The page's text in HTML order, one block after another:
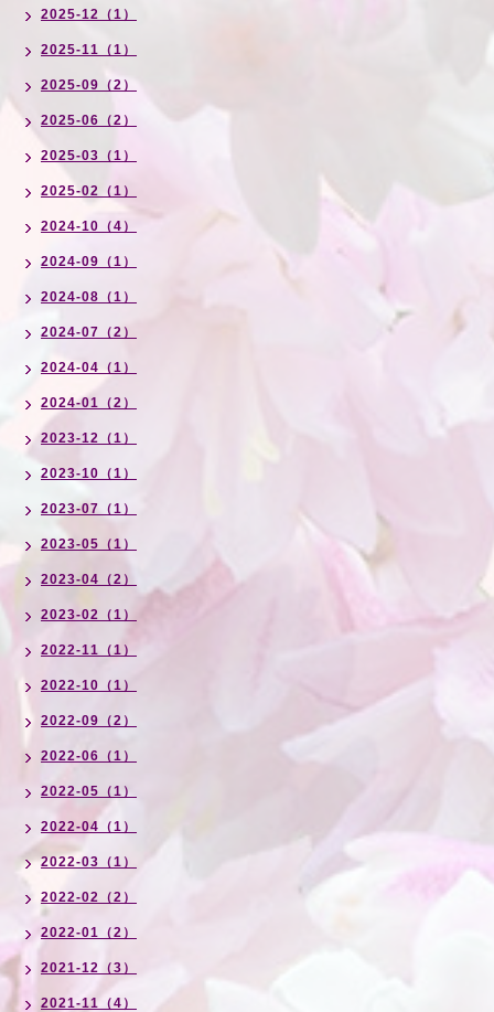
2025-12（1）
2025-11（1）
2025-09（2）
2025-06（2）
2025-03（1）
2025-02（1）
2024-10（4）
2024-09（1）
2024-08（1）
2024-07（2）
2024-04（1）
2024-01（2）
2023-12（1）
2023-10（1）
2023-07（1）
2023-05（1）
2023-04（2）
2023-02（1）
2022-11（1）
2022-10（1）
2022-09（2）
2022-06（1）
2022-05（1）
2022-04（1）
2022-03（1）
2022-02（2）
2022-01（2）
2021-12（3）
2021-11（4）